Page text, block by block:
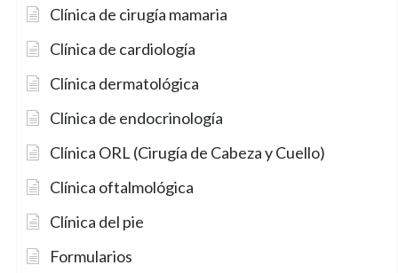
Clínica de cirugía mamaria
Clínica de cardiología
Clínica dermatológica
Clínica de endocrinología
Clínica ORL (Cirugía de Cabeza y Cuello)
Clínica oftalmológica
Clínica del pie
Formularios